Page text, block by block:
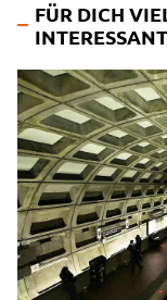
FÜR DICH
INTERESSANT